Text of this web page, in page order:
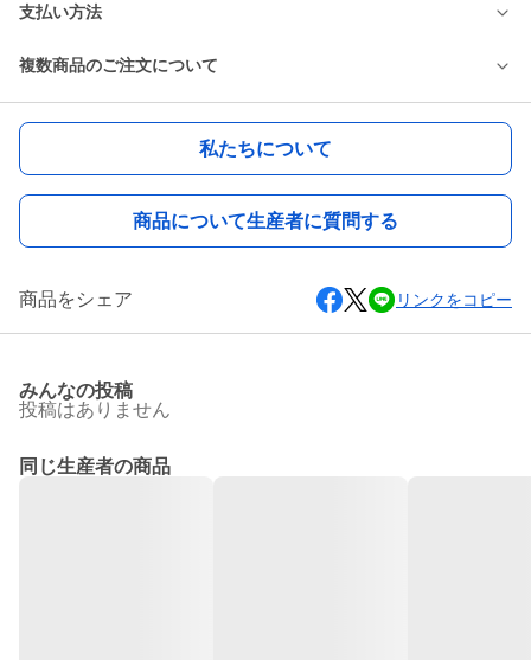
支払い方法
複数商品のご注文について
私たちについて
商品について生産者に質問する
商品をシェア リンクをコピー
みんなの投稿
投稿はありません
同じ生産者の商品